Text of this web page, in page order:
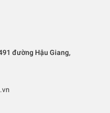
đường Hậu Giang,